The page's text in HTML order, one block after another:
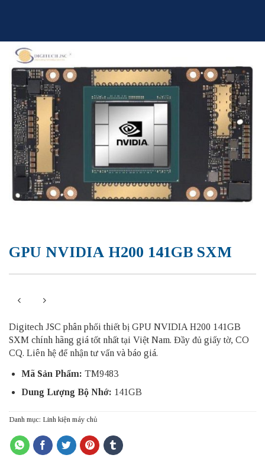
GPU NVIDIA H200 141GB SXM
Digitech JSC phân phối thiết bị GPU NVIDIA H200 141GB
SXM chính hãng giá tốt nhất tại Việt Nam. Đầy đủ giấy tờ, CO
CQ. Liên hệ để nhận tư vấn và báo giá.
Mã Sản Phẩm: TM9483
Dung Lượng Bộ Nhớ: 141GB
Danh mục: Linh kiện máy chủ